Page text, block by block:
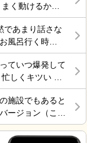
がなく職探し
日も頑張ろうと
は、好き勝手
も古株の時は、
た。 転職は後
もが上手くいか
んなつぶやき
。
えても無駄だ
であまり話さな
風呂行く時
と声をかけた
返してくれた。
うなことがある
んだよな。 ま
ってないけど。
ていつ爆発して
しくキツい 皆
施設でもあると
ージョン（こう
た的な共有の書
あったらいいケ